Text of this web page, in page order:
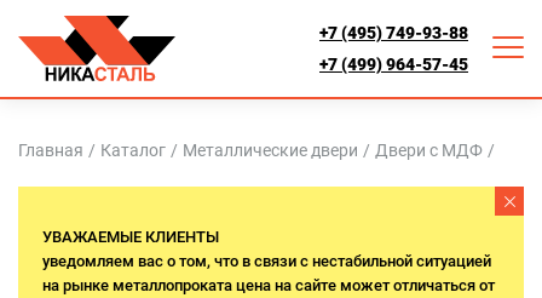
+7 (495) 749-93-88
+7 (499) 964-57-45
Главная / Каталог / Металлические двери / Двери с МДФ /
УВАЖАЕМЫЕ КЛИЕНТЫ
уведомляем вас о том, что в связи с нестабильной ситуацией
на рынке металлопроката цена на сайте может отличаться от